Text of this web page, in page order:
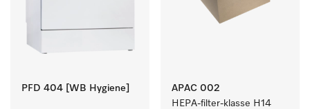
PFD 404 [WB Hygiene]
APAC 002
HEPA-filter-klasse H14